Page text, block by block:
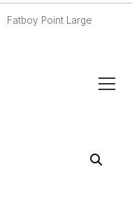
Fatboy Point Large